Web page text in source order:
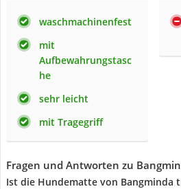
waschmachinenfest
mit
Aufbewahrungstasc
he
sehr leicht
mit Tragegriff
Fragen und Antworten zu
Ist die Hundematte von Bangminda